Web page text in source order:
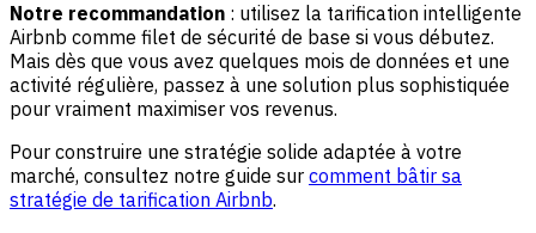
Notre recommandation : utilisez la tarification intelligente
Airbnb comme filet de sécurité de base si vous débutez.
Mais dès que vous avez quelques mois de données et une
activité régulière, passez à une solution plus sophistiquée
pour vraiment maximiser vos revenus.
Pour construire une stratégie solide adaptée à votre
marché, consultez notre guide sur comment bâtir sa
stratégie de tarification Airbnb.